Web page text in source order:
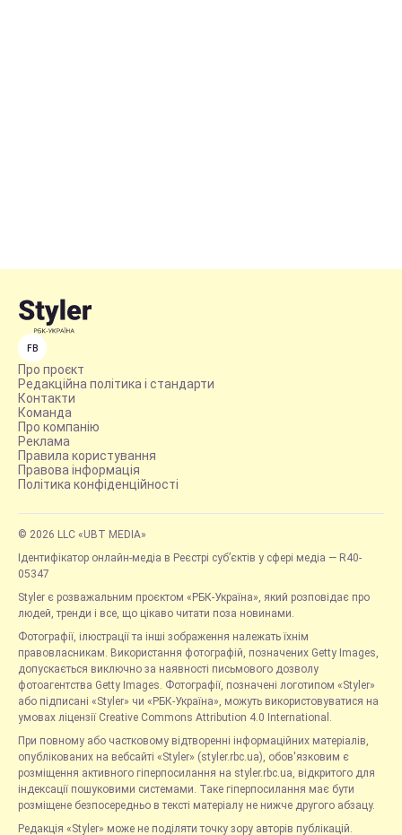
FB
Про проєкт
Редакційна політика і стандарти
Контакти
Команда
Про компанію
Реклама
Правила користування
Правова інформація
Політика конфіденційності
© 2026 LLC «UBT MEDIA»
Ідентифікатор онлайн-медіа в Реєстрі суб’єктів у сфері медіа — R40-
05347
Styler є розважальним проєктом «РБК-Україна», який розповідає про
людей, тренди і все, що цікаво читати поза новинами.
Фотографії, ілюстрації та інші зображення належать їхнім
правовласникам. Використання фотографій, позначених Getty Images,
допускається виключно за наявності письмового дозволу
фотоагентства Getty Images. Фотографії, позначені логотипом «Styler»
або підписані «Styler» чи «РБК-Україна», можуть використовуватися на
умовах ліцензії Creative Commons Attribution 4.0 International.
При повному або частковому відтворенні інформаційних матеріалів,
опублікованих на вебсайті «Styler» (styler.rbc.ua), обов'язковим є
розміщення активного гіперпосилання на styler.rbc.ua, відкритого для
індексації пошуковими системами. Таке гіперпосилання має бути
розміщене безпосередньо в тексті матеріалу не нижче другого абзацу.
Редакція «Styler» може не поділяти точку зору авторів публікацій.